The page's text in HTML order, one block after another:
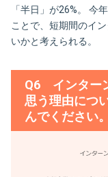
「半日」が26%。 今
ことで、短期間のイ
いかと考えられる。
Q6 インター
思う理由につ
んでください。